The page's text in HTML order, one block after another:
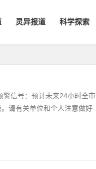
灵异报道 科学探索
信号：预计未来24小时全市
请有关单位和个人注意做好